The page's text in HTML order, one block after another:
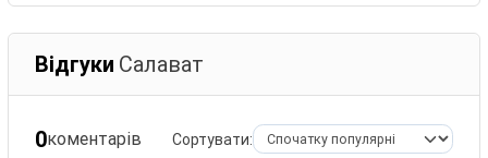
Відгуки Салават
0коментарів Сортувати: